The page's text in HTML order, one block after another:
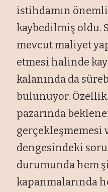
istihdamın
kaybedilmiş oldu.
mevcut maliyet
etmesi halinde
kalanında da
bulunuyor.
pazarında
dengesindeki
durumunda hem
kapanmalarında